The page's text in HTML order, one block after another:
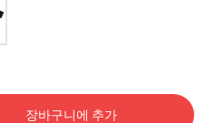
장바구니에 추가